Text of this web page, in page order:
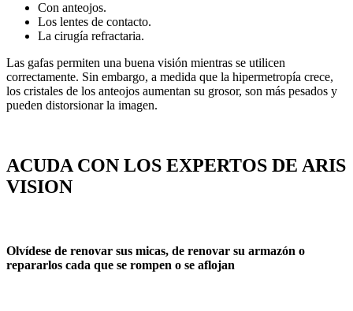
Con anteojos.
Los lentes de contacto.
La cirugía refractaria.
Las gafas permiten una buena visión mientras se utilicen
correctamente. Sin embargo, a medida que la hipermetropía crece,
los cristales de los anteojos aumentan su grosor, son más pesados y
pueden distorsionar la imagen.
ACUDA CON LOS EXPERTOS DE ARIS
VISION
Olvídese de renovar sus micas, de renovar su armazón o
repararlos cada que se rompen o se aflojan